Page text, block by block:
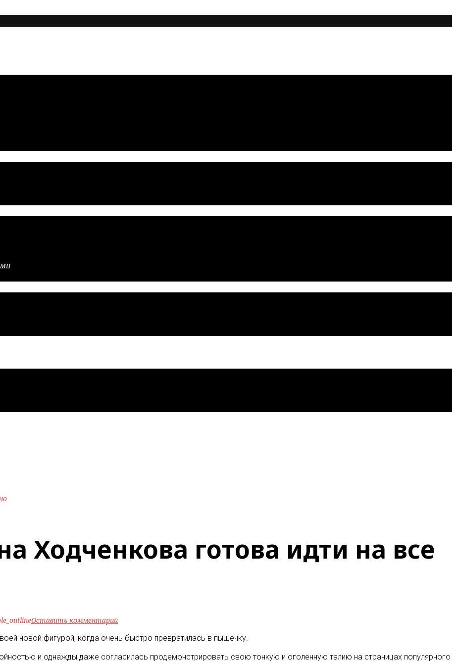
Ходченкова готова идти на все
Оставить комментарий
новой фигурой, когда очень быстро превратилась в пышечку.
и однажды даже согласилась продемонстрировать свою тонкую и оголенную талию на страницах популярного